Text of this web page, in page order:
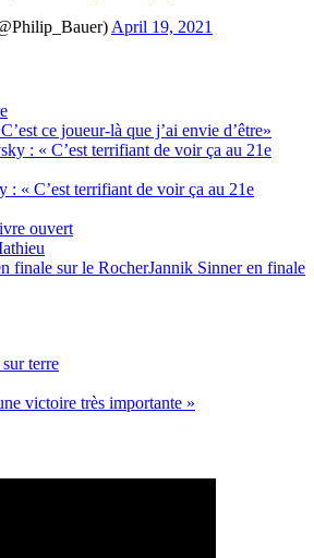
April 19, 2021
ce joueur-là que j’ai envie d’être»
: « C’est terrifiant de voir ça au 21e
ouvert
Jannik Sinner en finale
terre
victoire très importante »